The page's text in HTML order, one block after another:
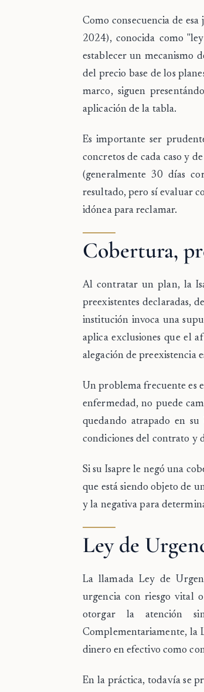
Como consecuencia de
2024), conocida como
establecer un mecanismo
del precio base de los
marco, siguen
aplicación de la tabla.
Es importante ser
concretos de cada caso y
(generalmente 30 días
resultado, pero sí evaluar
idónea para reclamar.
Cobertura,
Al contratar un plan, la
preexistentes declaradas,
institución invoca una
aplica exclusiones que el
alegación de preexistencia
Un problema frecuente es
enfermedad, no puede
quedando atrapado en su
condiciones del contrato y
Si su Isapre le negó una
que está siendo objeto de
y la negativa para
Ley de
La llamada Ley de
urgencia con riesgo vital
otorgar la atención
Complementariamente, la
dinero en efectivo como
En la práctica, todavía se